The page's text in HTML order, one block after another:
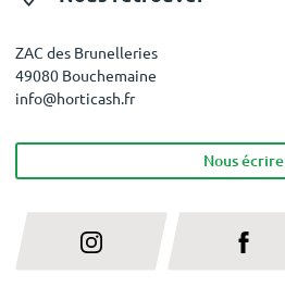
ZAC des Brunelleries
49080 Bouchemaine
info@horticash.fr
Nous écrire